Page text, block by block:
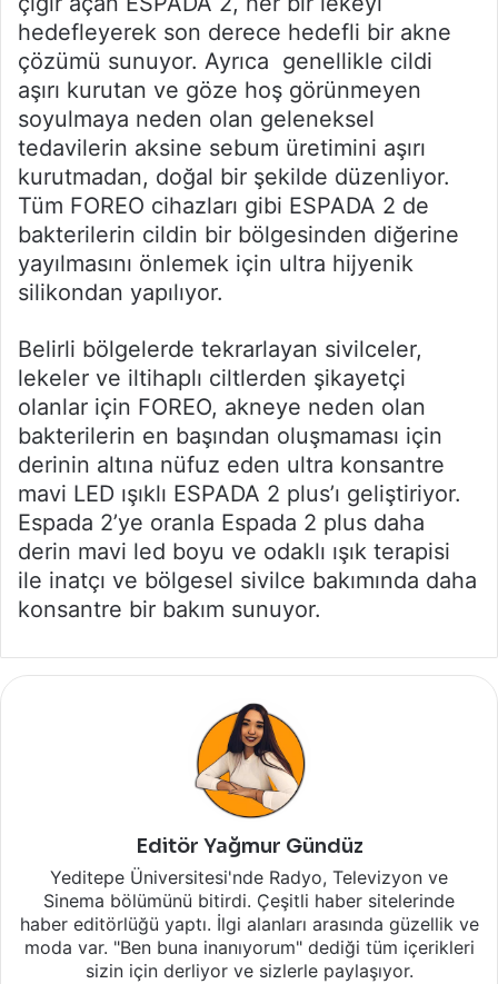
hedefleyerek son derece hedefli bir akne
çözümü sunuyor. Ayrıca genellikle cildi
aşırı kurutan ve göze hoş görünmeyen
soyulmaya neden olan geleneksel
tedavilerin aksine sebum üretimini aşırı
kurutmadan, doğal bir şekilde düzenliyor.
Tüm FOREO cihazları gibi ESPADA 2 de
bakterilerin cildin bir bölgesinden diğerine
yayılmasını önlemek için ultra hijyenik
silikondan yapılıyor.
Belirli bölgelerde tekrarlayan sivilceler,
lekeler ve iltihaplı ciltlerden şikayetçi
olanlar için FOREO, akneye neden olan
bakterilerin en başından oluşmaması için
derinin altına nüfuz eden ultra konsantre
mavi LED ışıklı ESPADA 2 plus’ı geliştiriyor.
Espada 2’ye oranla Espada 2 plus daha
derin mavi led boyu ve odaklı ışık terapisi
ile inatçı ve bölgesel sivilce bakımında daha
konsantre bir bakım sunuyor.
Editör Yağmur Gündüz
Yeditepe Üniversitesi'nde Radyo, Televizyon ve
Sinema bölümünü bitirdi. Çeşitli haber sitelerinde
haber editörlüğü yaptı. İlgi alanları arasında güzellik ve
moda var. "Ben buna inanıyorum" dediği tüm içerikleri
sizin için derliyor ve sizlerle paylaşıyor.